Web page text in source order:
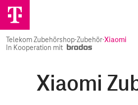
Telekom Zubehörshop·Zubehör·Xiaomi
In Kooperation mit
Xiaomi